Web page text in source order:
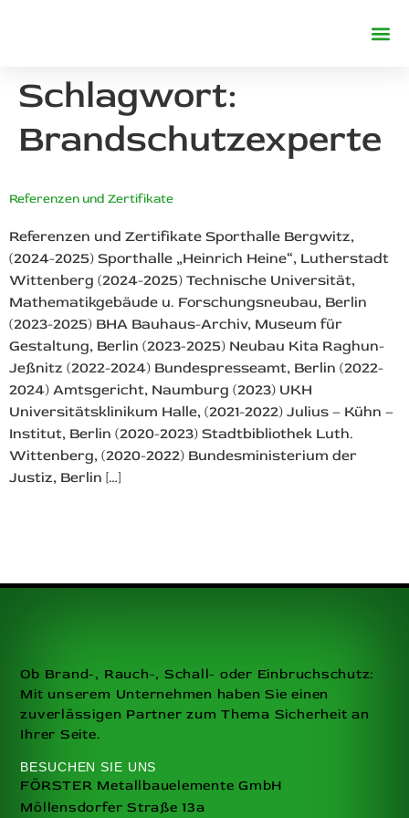
Schlagwort:
Brandschutzexperte
Referenzen und Zertifikate
Referenzen und Zertifikate Sporthalle Bergwitz,
(2024-2025) Sporthalle „Heinrich Heine“, Lutherstadt
Wittenberg (2024-2025) Technische Universität,
Mathematikgebäude u. Forschungsneubau, Berlin
(2023-2025) BHA Bauhaus-Archiv, Museum für
Gestaltung, Berlin (2023-2025) Neubau Kita Raghun-
Jeßnitz (2022-2024) Bundespresseamt, Berlin (2022-
2024) Amtsgericht, Naumburg (2023) UKH
Universitätsklinikum Halle, (2021-2022) Julius – Kühn –
Institut, Berlin (2020-2023) Stadtbibliothek Luth.
Wittenberg, (2020-2022) Bundesministerium der
Justiz, Berlin […]
Ob Brand-, Rauch-, Schall- oder Einbruchschutz:
Mit unserem Unternehmen haben Sie einen
zuverlässigen Partner zum Thema Sicherheit an
Ihrer Seite.
BESUCHEN SIE UNS
FÖRSTER Metallbauelemente GmbH
Möllensdorfer Straße 13a